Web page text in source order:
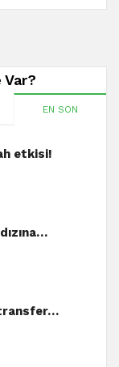
EN SON
etkisi!
transfer…